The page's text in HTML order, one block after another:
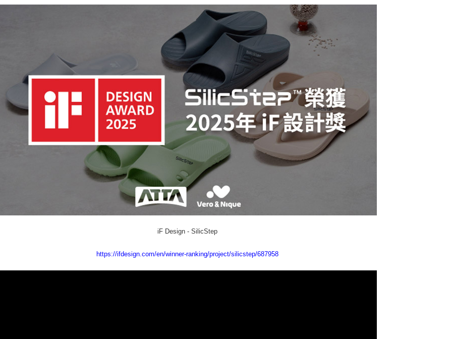
１．透過由恩沛科技股份有限公司提供之「AFTEE先享後付」服務完成之
交易，需依本服務之必要範圍內提供個人資料，並將交易相關給付款項請
求債權轉讓予恩沛科技股份有限公司。
２．關於個人資料處理事宜，請瀏覽以下網址：
https://aftee.tw/terms/#terms3
３．未成年的使用者請事先徵得法定代理人或監護人之同意方可使用
「AFTEE先享後付」，若未經同意申辦者引起之損失，本公司不負相關責
４．使用「AFTEE先享後付」時，將依據個別帳號之用戶狀況，依本公司
即時審查核予不同之上限額度；若仍有額度不足之情形，本公司將視審查
結果請求用戶進行身份認證。
５．嚴禁一人註冊多個帳號或使用他人資訊註冊。若發現惡意使用之情
形，恩沛科技股份有限公司將有權停止該用戶之使用額度並採取法律行
動。
每筆NT$80，滿NT$490(含以上)免運費
離島宅配
每筆NT$150，滿NT$800(含以上)免運費
港澳地區
— 材質快搜 — EVA┃ㄉㄨㄢㄉㄨㄢ好腳感
— 對象快搜 — 情侶款┃一起甜蜜蜜
— 對象快搜 — 大腳丫┃大碼輕鬆購
【🐱寵物友善🐶 | 無毒商品】
📣榮獲iF、紅點設計獎🌱SilicStep永續環保
▷厚底增高
iF Design - SilicStep
https://ifdesign.com/en/winner-ranking/project/silicstep/687958